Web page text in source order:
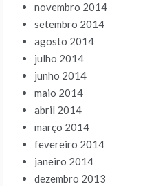
novembro 2014
setembro 2014
agosto 2014
julho 2014
junho 2014
maio 2014
abril 2014
março 2014
fevereiro 2014
janeiro 2014
dezembro 2013